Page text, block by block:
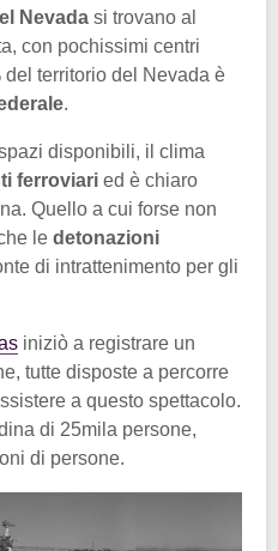
Nevada si trovano al
con pochissimi centri
del territorio del Nevada è
.
disponibili, il clima
ferroviari ed è chiaro
Quello a cui forse non
le detonazioni
di intrattenimento per gli
iniziò a registrare un
tutte disposte a percorre
a questo spettacolo.
di 25mila persone,
di persone.